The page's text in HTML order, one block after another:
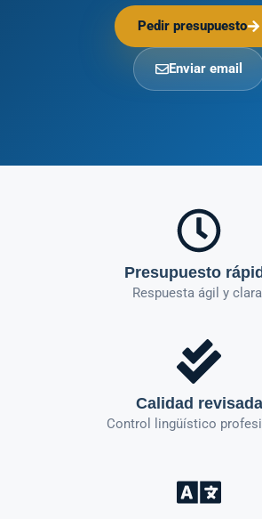
Pedir presupuesto
Enviar email
Presupuesto
Respuesta ágil y
Calidad revisada
Control lingüístico